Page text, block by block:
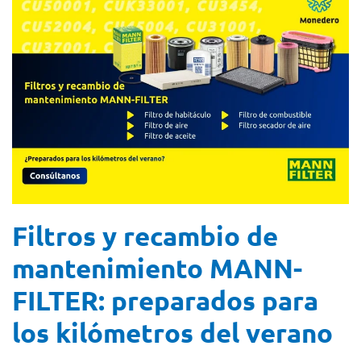
Filtros y recambio de
mantenimiento MANN-
FILTER: preparados para
los kilómetros del verano